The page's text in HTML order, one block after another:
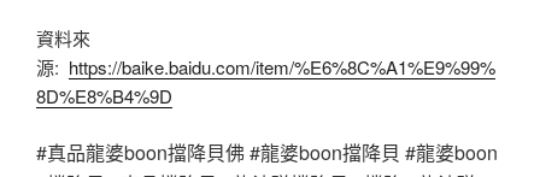
資料來
源: https://baike.baidu.com/item/%E6%8C%A1%E9%99%
8D%E8%B4%9D
#真品龍婆boon擋降貝佛 #龍婆boon擋降貝 #龍婆boon